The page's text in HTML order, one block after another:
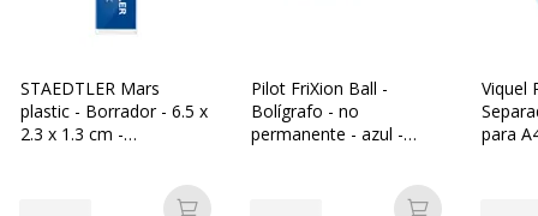
STAEDTLER Mars
plastic - Borrador - 6.5 x
2.3 x 1.3 cm -
Pilot FriXion Ball -
Bolígrafo - no
permanente - azul -
Viquel
para